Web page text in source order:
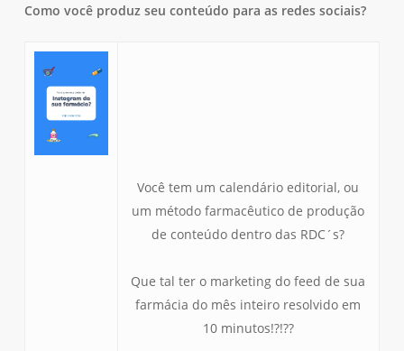
Como você produz seu conteúdo para as redes sociais?
Você tem um calendário editorial, ou
um método farmacêutico de produção
de conteúdo dentro das RDC´s?
Que tal ter o marketing do feed de sua
farmácia do mês inteiro resolvido em
10 minutos!?!??